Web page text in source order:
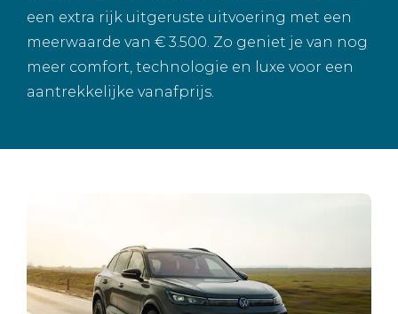
een extra rijk uitgeruste uitvoering met een
meerwaarde van € 3.500. Zo geniet je van nog
meer comfort, technologie en luxe voor een
aantrekkelijke vanafprijs.